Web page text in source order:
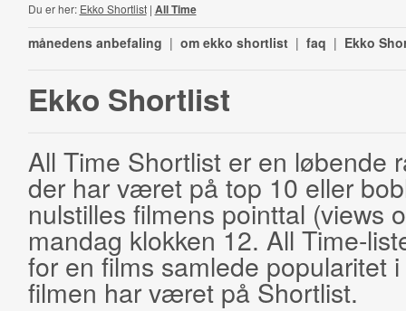
Du er her: Ekko Shortlist| All Time
månedens anbefaling | om ekko shortlist | faq | Ekko
Ekko Shortlist
All Time Shortlist er en løbende
der har været på top 10 eller
nulstilles filmens pointtal (views
mandag klokken 12. All Time-
for en films samlede popularitet
filmen har været på Shortlist.